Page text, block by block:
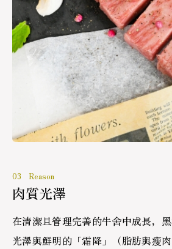
03 Reason
肉質光澤
在清潔且管理完善的牛舍中成長，
光澤與鮮明的「霜降」（脂肪與瘦